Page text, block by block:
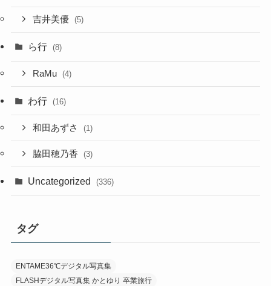
吉井美優 (5)
ら行 (8)
RaMu (4)
わ行 (16)
和田あずさ (1)
脇田穂乃香 (3)
Uncategorized (336)
タグ
ENTAME36℃デジタル写真集
FLASHデジタル写真集 かとゆり 卒業旅行